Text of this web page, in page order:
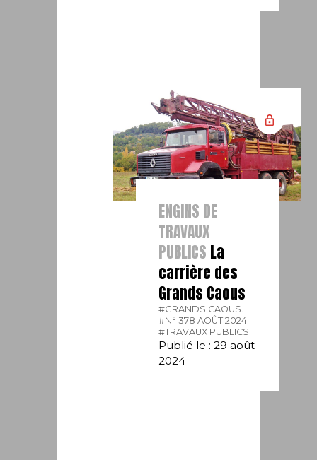
ENGINS DE
TRAVAUX
PUBLICS La
carrière des
Grands Caous
#GRANDS CAOUS.
#N° 378 AOÛT 2024.
#TRAVAUX PUBLICS.
Publié le : 29 août
2024